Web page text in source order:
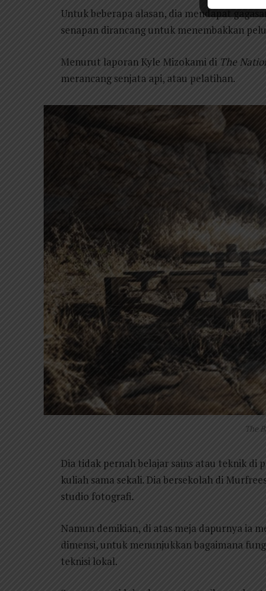
Untuk beberapa alasan, dia mendapat
senapan dirancang untuk menembakkan
Menurut laporan Kyle Mizokami di The
merancang senjata api, atau pelatihan.
The
Dia tidak pernah belajar sains atau teknik di
kuliah sama sekali. Dia bersekolah di
studio fotografi.
Namun demikian, di atas meja dapurnya ia
dimensi, untuk menunjukkan bagaimana
teknisi lokal.